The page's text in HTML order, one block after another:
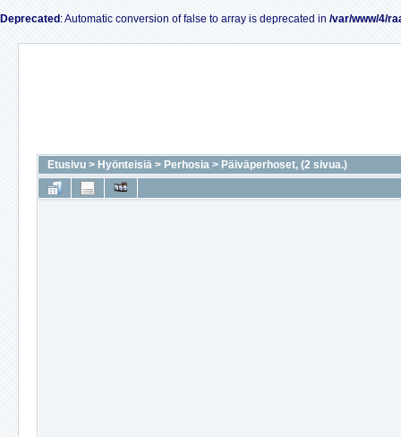
Deprecated : Automatic conversion of false to array is deprecated in /var/www/4/
Etusivu > Hyönteisiä > Perhosia > Päiväperhoset, (2 sivua.)